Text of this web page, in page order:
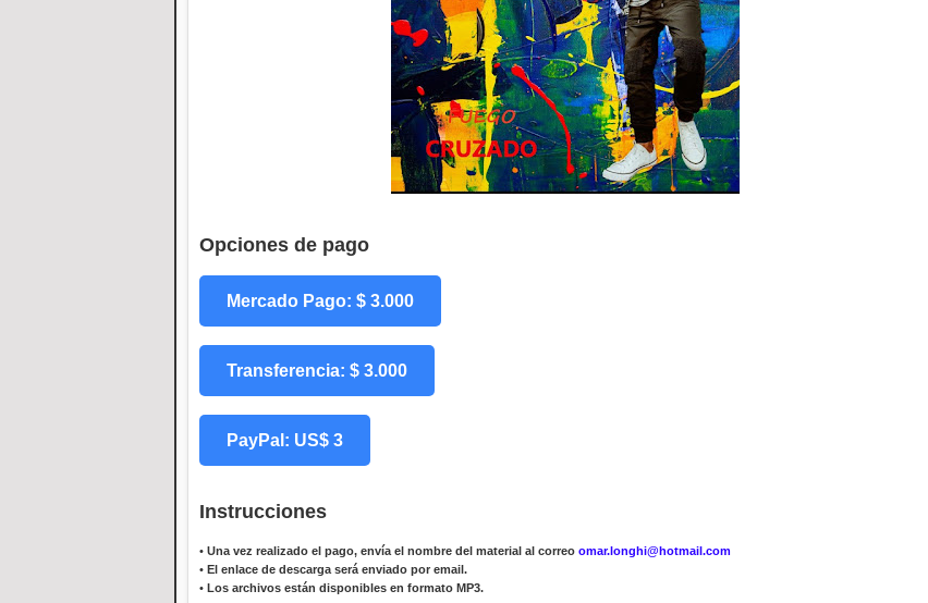
Opciones de pago
Mercado Pago: $ 3.000
Transferencia: $ 3.000
PayPal: US$ 3
Instrucciones
• Una vez realizado el pago, envía el nombre del material al correo omar.longhi@hotmail.com
• El enlace de descarga será enviado por email.
• Los archivos están disponibles en formato MP3.